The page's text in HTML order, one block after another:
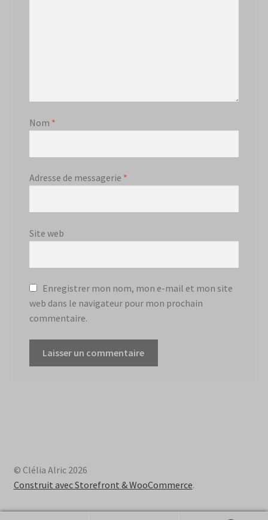
Nom *
Adresse de messagerie *
Site web
Enregistrer mon nom, mon e-mail et mon site
web dans le navigateur pour mon prochain
commentaire.
© Clélia Alric 2026
Construit avec Storefront & WooCommerce.